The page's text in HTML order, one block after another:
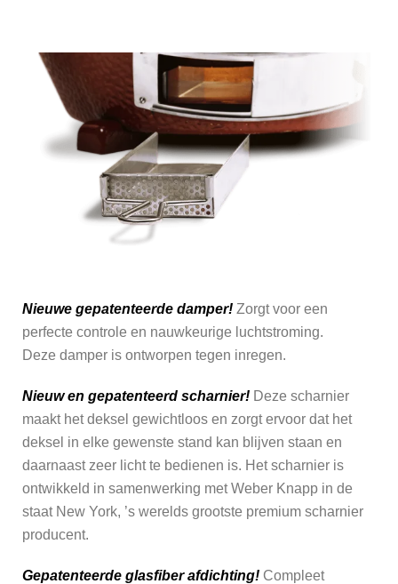
Nieuwe gepatenteerde damper! Zorgt voor een
perfecte controle en nauwkeurige luchtstroming.
Deze damper is ontworpen tegen inregen.
Nieuw en gepatenteerd scharnier! Deze scharnier
maakt het deksel gewichtloos en zorgt ervoor dat het
deksel in elke gewenste stand kan blijven staan en
daarnaast zeer licht te bedienen is. Het scharnier is
ontwikkeld in samenwerking met Weber Knapp in de
staat New York, ’s werelds grootste premium scharnier
producent.
Gepatenteerde glasfiber afdichting! Compleet